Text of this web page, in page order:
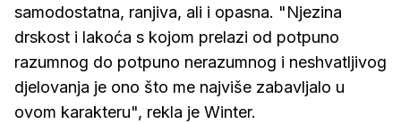
samodostatna, ranjiva, ali i opasna. "Njezina
drskost i lakoća s kojom prelazi od potpuno
razumnog do potpuno nerazumnog i neshvatljivog
djelovanja je ono što me najviše zabavljalo u
ovom karakteru", rekla je Winter.